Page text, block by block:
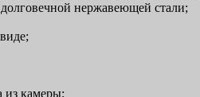
нержавеющей стали;
из камеры;